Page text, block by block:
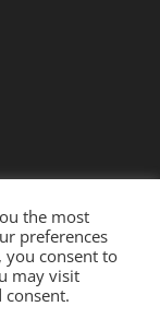
the most
preferences
you consent to
may visit
consent.